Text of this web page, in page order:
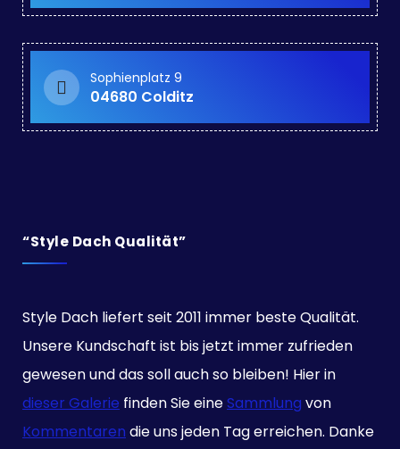
Sophienplatz 9
04680 Colditz
“Style Dach Qualität”
Style Dach liefert seit 2011 immer beste Qualität.
Unsere Kundschaft ist bis jetzt immer zufrieden
gewesen und das soll auch so bleiben! Hier in
dieser Galerie finden Sie eineSammlung von
Kommentaren die uns jeden Tag erreichen. Danke